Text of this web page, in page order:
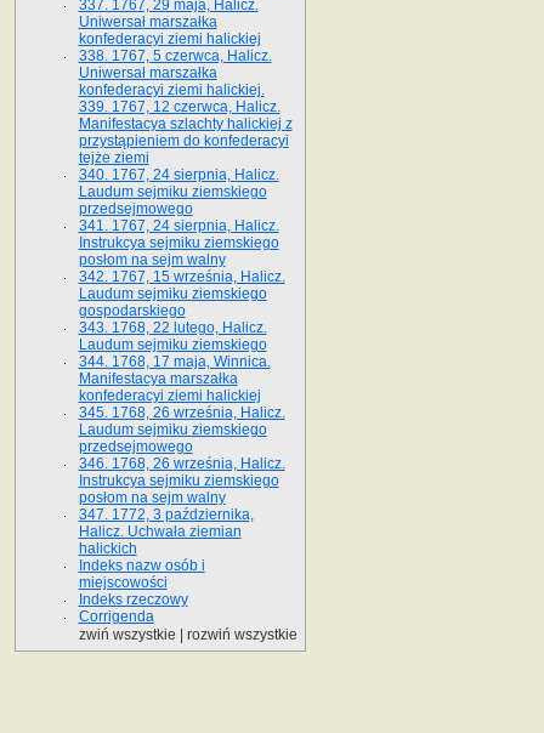
337. 1767, 29 maja, Halicz.
Uniwersał marszałka
konfederacyi ziemi halickiej
338. 1767, 5 czerwca, Halicz.
Uniwersał marszałka
konfederacyi ziemi halickiej.
339. 1767, 12 czerwca, Halicz.
Manifestacya szlachty halickiej z
przystąpieniem do konfederacyi
tejże ziemi
340. 1767, 24 sierpnia, Halicz.
Laudum sejmiku ziemskiego
przedsejmowego
341. 1767, 24 sierpnia, Halicz.
Instrukcya sejmiku ziemskiego
posłom na sejm walny
342. 1767, 15 września, Halicz.
Laudum sejmiku ziemskiego
gospodarskiego
343. 1768, 22 lutego, Halicz.
Laudum sejmiku ziemskiego
344. 1768, 17 maja, Winnica.
Manifestacya marszałka
konfederacyi ziemi halickiej
345. 1768, 26 września, Halicz.
Laudum sejmiku ziemskiego
przedsejmowego
346. 1768, 26 września, Halicz.
Instrukcya sejmiku ziemskiego
posłom na sejm walny
347. 1772, 3 października,
Halicz. Uchwała ziemian
halickich
Indeks nazw osób i
miejscowości
Indeks rzeczowy
Corrigenda
zwiń wszystkie
rozwiń wszystkie